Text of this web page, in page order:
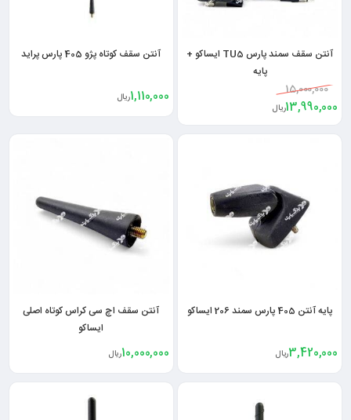
آنتن سقف سمند پارس TU5 ایساکو +
پایه
15,000,000
13,990,000ریال
آنتن سقف کوتاه پژو 405 پارس پراید
1,110,000ریال
پایه آنتن 405 پارس سمند 206 ایساکو
3,420,000ریال
آنتن سقف اچ سی کراس کوتاه اصلی
ایساکو
10,000,000ریال